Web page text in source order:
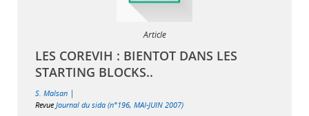
Article
LES COREVIH : BIENTOT DANS LES
STARTING BLOCKS..
S. Malsan |
Revue Journal du sida (n°196, MAI-JUIN 2007)